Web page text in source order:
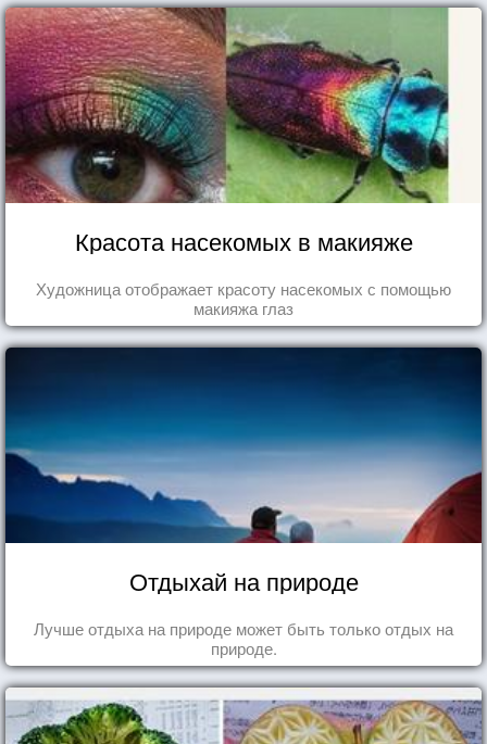
Красота насекомых в макияже
Художница отображает красоту насекомых с помощью
макияжа глаз
Отдыхай на природе
Лучше отдыха на природе может быть только отдых на
природе.